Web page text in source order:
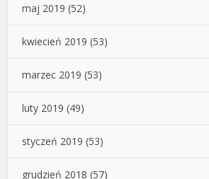
maj 2019 (52)
kwiecień 2019 (53)
marzec 2019 (53)
luty 2019 (49)
styczeń 2019 (53)
grudzień 2018 (57)